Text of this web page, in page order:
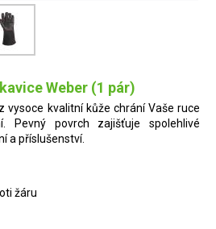
Weber (1 pár)
vysoce kvalitní kůže chrání Vaše ruce
Pevný povrch zajišťuje spolehlivé
a příslušenství.
žáru